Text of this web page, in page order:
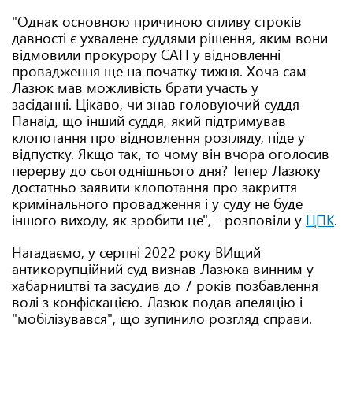
"Однак основною причиною спливу строків
давності є ухвалене суддями рішення, яким вони
відмовили прокурору САП у відновленні
провадження ще на початку тижня. Хоча сам
Лазюк мав можливість брати участь у
засіданні. Цікаво, чи знав головуючий суддя
Панаід, що інший суддя, який підтримував
клопотання про відновлення розгляду, піде у
відпустку. Якщо так, то чому він вчора оголосив
перерву до сьогоднішнього дня? Тепер Лазюку
достатньо заявити клопотання про закриття
кримінального провадження і у суду не буде
іншого виходу, як зробити це", - розповіли у ЦПК.
Нагадаємо, у серпні 2022 року ВИщий
антикорупційний суд визнав Лазюка винним у
хабарництві та засудив до 7 років позбавлення
волі з конфіскацією. Лазюк подав апеляцію і
"мобілізувався", що зупинило розгляд справи.